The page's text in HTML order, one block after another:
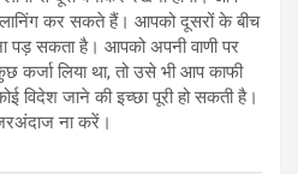
प्लानिंग कर सकते हैं। आपको दूसरों के बीच
पड़ सकता है। आपको अपनी वाणी पर
लिया था, तो उसे भी आप काफी
जाने की इच्छा पूरी हो सकती है।
ना करें।